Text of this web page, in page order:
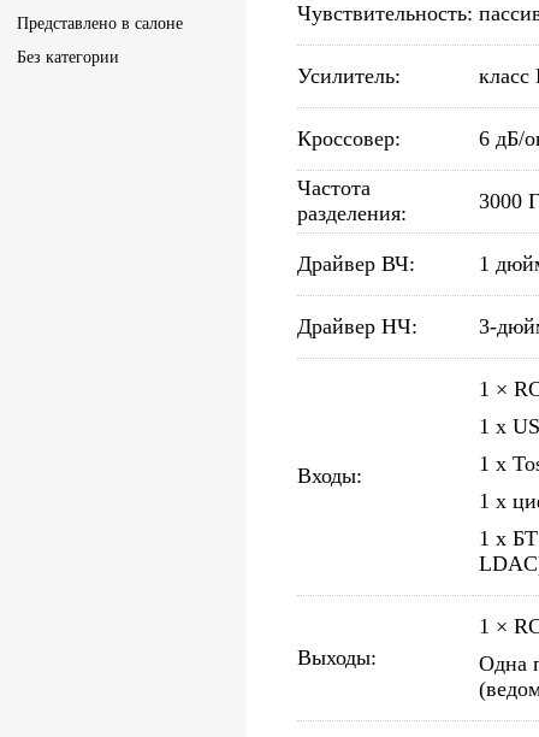
Представлено в салоне
Без категории
Чувствительность:
Усилитель: класс
Кроссовер: 6 дБ/
Частота
разделения:
3000
Драйвер ВЧ: 1
Драйвер НЧ: 3-
Входы:
1 ×
1 х
1 x
1 х
1 х
Выходы:
1 ×
Одна